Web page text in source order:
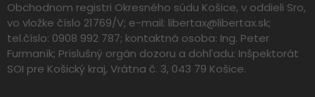
Obchodnom registri Okresného súdu Košice, v oddieli Sro,
vo vložke číslo 21769/V; e-mail: libertax@libertax.sk;
tel.číslo: 0908 992 787; kontaktná osoba: Ing. Peter
Furmaník; Príslušný orgán dozoru a dohľadu: Inšpektorát
SOI pre Košický kraj, Vrátna č. 3, 043 79 Košice.